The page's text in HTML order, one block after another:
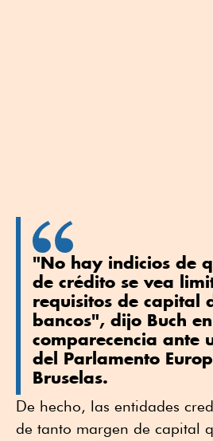
"No hay indicios ⁠de
de crédito ⁠se vea
⁠requisitos de ‌capital
bancos", dijo Buch
comparecencia ⁠ante
del Parlamento
Bruselas.
De hecho, las entidades
de tanto margen de capital